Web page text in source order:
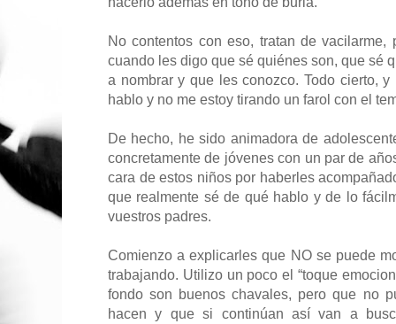
No contentos con eso, tratan de vacilarme,
cuando les digo que sé quiénes son, que sé
a nombrar y que les conozco. Todo cierto,
hablo y no me estoy tirando un farol con el
De hecho, he sido animadora de
concretamente de jóvenes con un par de
cara de estos niños por haberles
que realmente sé de qué hablo y de lo
vuestros padres.
Comienzo a explicarles que NO se puede
trabajando. Utilizo un poco el “toque
fondo son buenos chavales, pero que no
hacen y que si continúan así van a